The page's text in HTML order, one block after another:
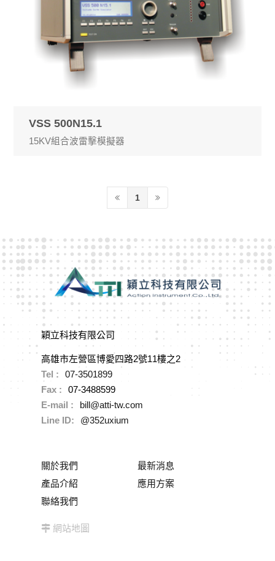
VSS 500N15.1
15KV組合波雷擊模擬器
1
穎立科技有限公司
高雄市左營區博愛四路2號11樓之2
Tel :
07-3501899
Fax :
07-3488599
E-mail :
bill@atti-tw.com
Line ID:
@352uxium
關於我們
最新消息
產品介紹
應用方案
聯絡我們
網站地圖